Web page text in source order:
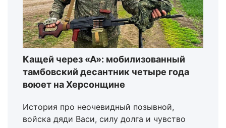
Кащей через «А»: мобилизованный
тамбовский десантник четыре года
воюет на Херсонщине
История про неочевидный позывной,
войска дяди Васи, силу долга и чувство